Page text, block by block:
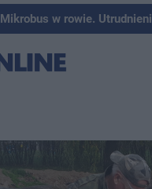
Mikrobus w rowie.